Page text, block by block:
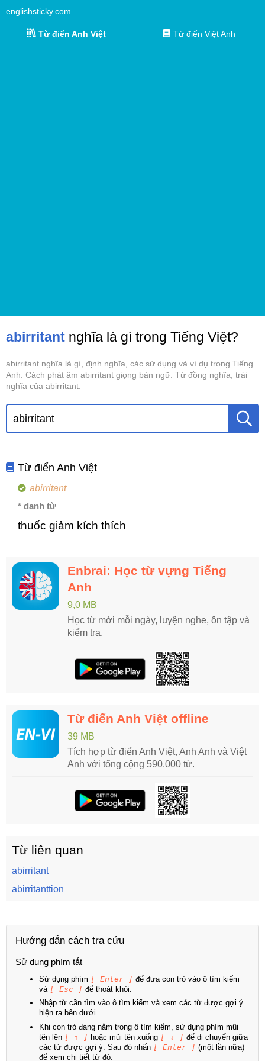
englishsticky.com
Từ điển Anh Việt Từ điển Việt Anh
abirritant nghĩa là gì trong Tiếng Việt?
abirritant nghĩa là gì, định nghĩa, các sử dụng và ví dụ trong Tiếng
Anh. Cách phát âm abirritant giọng bản ngữ. Từ đồng nghĩa, trái
nghĩa của abirritant.
Từ điển Anh Việt
abirritant
* danh từ
thuốc giảm kích thích
Enbrai: Học từ vựng Tiếng
Anh
9,0 MB
Học từ mới mỗi ngày, luyện nghe, ôn tập và
kiểm tra.
Từ điển Anh Việt offline
39 MB
Tích hợp từ điển Anh Việt, Anh Anh và Việt
Anh với tổng cộng 590.000 từ.
Từ liên quan
abirritant
abirritanttion
Hướng dẫn cách tra cứu
Sử dụng phím tắt
Sử dụng phím [ Enter ] để đưa con trỏ vào ô tìm kiếm
và [ Esc ] để thoát khỏi.
Nhập từ cần tìm vào ô tìm kiếm và xem các từ được gợi ý
hiện ra bên dưới.
Khi con trỏ đang nằm trong ô tìm kiếm, sử dụng phím mũi
tên lên [ ↑ ] hoặc mũi tên xuống [ ↓ ] để di chuyển giữa
các từ được gợi ý. Sau đó nhấn [ Enter ] (một lần nữa)
để xem chi tiết từ đó.